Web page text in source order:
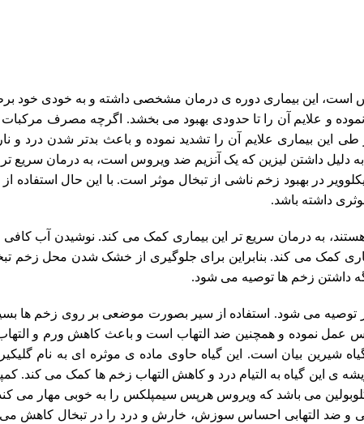
است، این بیماری دوره ی درمان مشخصی داشته و به خودی خود
بیماری علایم آن را تشدید نموده و باعث بدتر شدن درد و
دلیل داشتن لیزین که یک آنزیم ضد ویروس است، به درمان سریع
در بهبود زخم ناشی از تبخال موثر است. با این حال استفاده
داشته باشد.
هستند، به درمان سریع تر این بیماری کمک می کند. نوشیدن آب
کمک می کند. بنابراین برای جلوگیری از خشک شدن محل زخم
توصیه می شود. استفاده از سیر بصورت موضعی بر روی زخم ها
عمل نموده و همچنین ضد التهاب است و باعث کاهش ورم و
شیرین بیان است. این گیاه حاوی ماده ی موثره ای به نام
ی این گیاه به التیام درد و کاهش التهاب زخم ها کمک می کند.
می باشد که ویروس هرپس سیمپلکس را به خوبی مهار می
و ضد التهابی احساس سوزش، خارش و درد را در تبخال کاهش می